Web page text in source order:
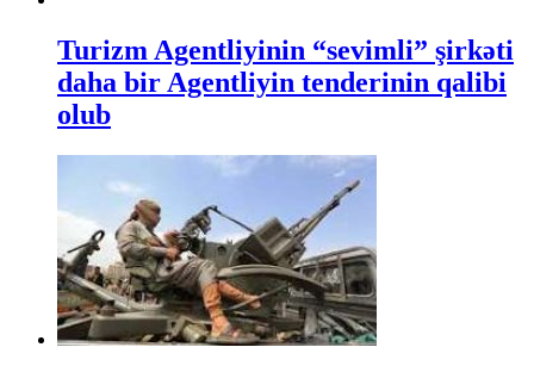
Turizm Agentliyinin “sevimli” şirkəti
daha bir Agentliyin tenderinin qalibi
olub